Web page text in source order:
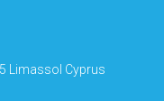
Limassol Cyprus